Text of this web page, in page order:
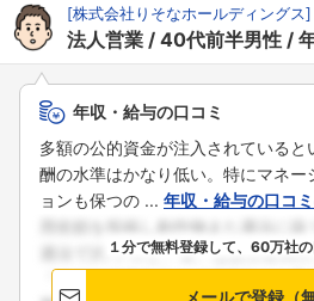
[株式会社りそなホールディングス]
法人営業 40代前半男性
年収・給与の口コミ
多額の公的資金が注入されている
酬の水準はかなり低い。特にマネー
ョンも保つの ... 年収・給与の口コ
１分で無料登録して、60万社
メールで登録（